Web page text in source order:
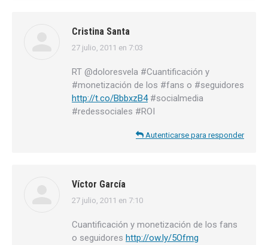
Cristina Santa
dice:
27 julio, 2011 en 7:03
RT @doloresvela #Cuantificación y
#monetización de los #fans o #seguidores
http://t.co/BbbxzB4#socialmedia
#redessociales #ROI
Autenticarse para responder
Víctor García
dice:
27 julio, 2011 en 7:10
Cuantificación y monetización de los fans
o seguidores http://ow.ly/5Ofmg